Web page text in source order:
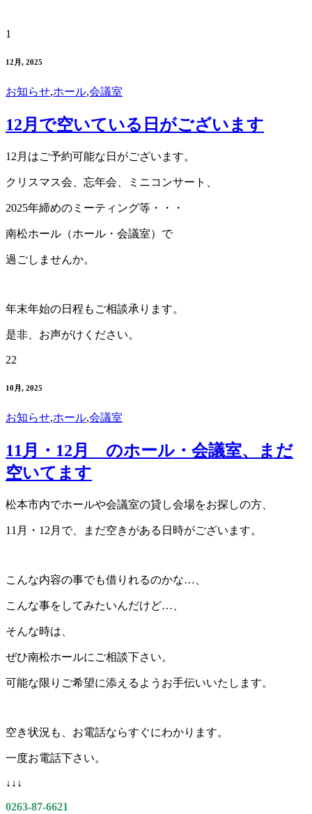
1
12月, 2025
お知らせ,ホール,会議室
12月で空いている日がございます
12月はご予約可能な日がございます。
クリスマス会、忘年会、ミニコンサート、
2025年締めのミーティング等・・・
南松ホール（ホール・会議室）で
過ごしませんか。
年末年始の日程もご相談承ります。
是非、お声がけください。
22
10月, 2025
お知らせ,ホール,会議室
11月・12月 のホール・会議室、まだ
空いてます
松本市内でホールや会議室の貸し会場をお探しの方、
11月・12月で、まだ空きがある日時がございます。
こんな内容の事でも借りれるのかな…、
こんな事をしてみたいんだけど…、
そんな時は、
ぜひ南松ホールにご相談下さい。
可能な限りご希望に添えるようお手伝いいたします。
空き状況も、お電話ならすぐにわかります。
一度お電話下さい。
↓↓↓
0263-87-6621